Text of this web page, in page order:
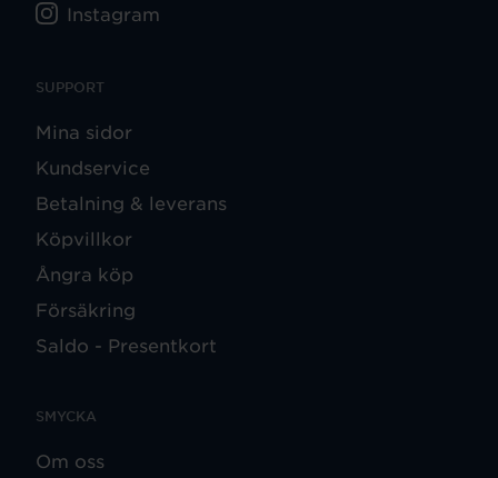
SUPPORT
Mina sidor
Kundservice
Betalning & leverans
Köpvillkor
Ångra köp
Försäkring
Saldo - Presentkort
SMYCKA
Om oss
Instagram